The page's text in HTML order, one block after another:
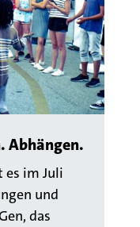
Abhängen.
es im Juli
und
das